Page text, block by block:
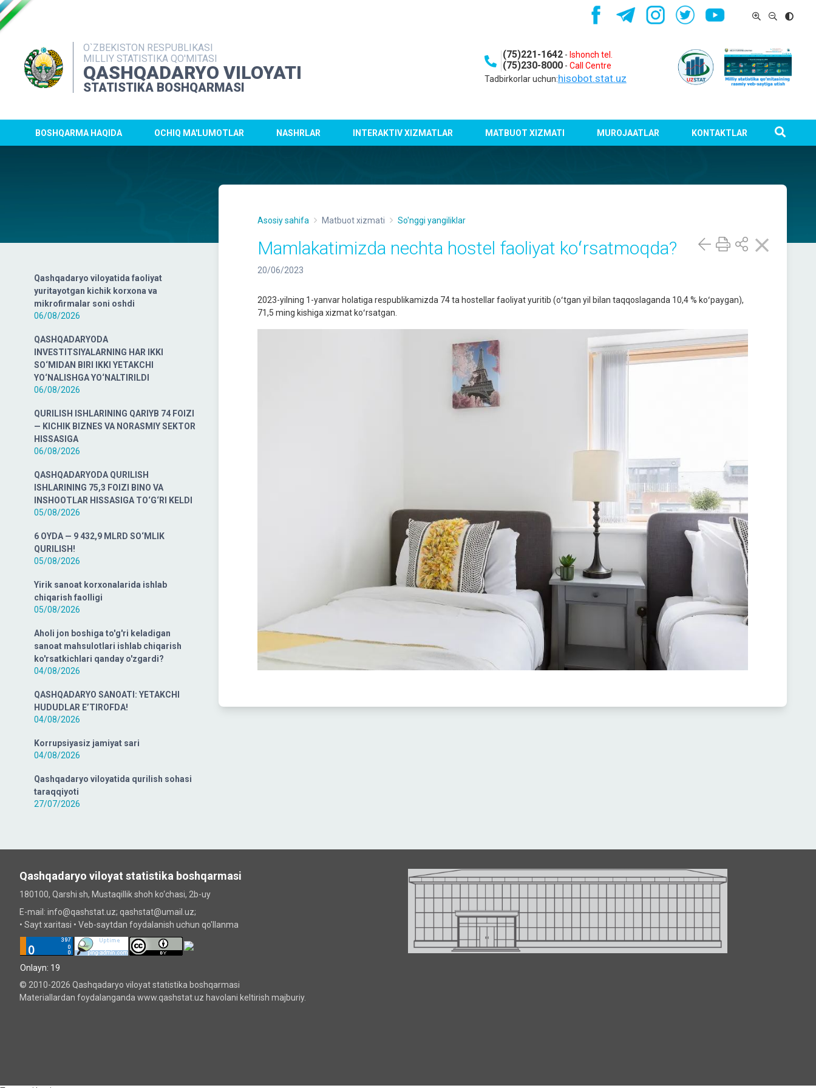
O`ZBEKISTON RESPUBLIKASI
MILLIY STATISTIKA QO'MITASI
QASHQADARYO VILOYATI
STATISTIKA BOSHQARMASI
(75)221-1642- Ishonch tel.
(75)230-8000- Call Centre
Tadbirkorlar uchun:hisobot.stat.uz
BOSHQARMA HAQIDA OCHIQ MA'LUMOTLAR NASHRLAR INTERAKTIV XIZMATLAR MATBUOT XIZMATI MUROJAATLAR KONTAKTLAR
Qashqadaryo viloyatida faoliyat
yuritayotgan kichik korxona va
mikrofirmalar soni oshdi
06/08/2026
QASHQADARYODA
INVESTITSIYALARNING HAR IKKI
SO‘MIDAN BIRI IKKI YETAKCHI
YO‘NALISHGA YO‘NALTIRILDI
06/08/2026
QURILISH ISHLARINING QARIYB 74 FOIZI
— KICHIK BIZNES VA NORASMIY SEKTOR
HISSASIGA
06/08/2026
QASHQADARYODA QURILISH
ISHLARINING 75,3 FOIZI BINO VA
INSHOOTLAR HISSASIGA TO‘G‘RI KELDI
05/08/2026
6 OYDA — 9 432,9 MLRD SO‘MLIK
QURILISH!
05/08/2026
Yirik sanoat korxonalarida ishlab
chiqarish faolligi
05/08/2026
Aholi jon boshiga to'g'ri keladigan
sanoat mahsulotlari ishlab chiqarish
ko'rsatkichlari qanday o'zgardi?
04/08/2026
QASHQADARYO SANOATI: YETAKCHI
HUDUDLAR E’TIROFDA!
04/08/2026
Korrupsiyasiz jamiyat sari
04/08/2026
Qashqadaryo viloyatida qurilish sohasi
taraqqiyoti
27/07/2026
Asosiy sahifa Matbuot xizmati So'nggi yangiliklar
Mamlakatimizda nechta hostel faoliyat koʻrsatmoqda?
20/06/2023
2023-yilning 1-yanvar holatiga respublikamizda 74 ta hostellar faoliyat yuritib (oʻtgan yil bilan taqqoslaganda 10,4 % koʻpaygan),
71,5 ming kishiga xizmat koʻrsatgan.
Qashqadaryo viloyat statistika boshqarmasi
180100, Qarshi sh, Mustаqillik shoh ko‘chаsi, 2b-uy
E-mail: info@qashstat.uz; qashstat@umail.uz;
• Sayt xaritasi • Veb-saytdan foydalanish uchun qo'llanma
Onlayn: 19
© 2010-2026 Qashqadaryo viloyat statistika boshqarmasi
Materiallardan foydalanganda www.qashstat.uz havolani keltirish majburiy.